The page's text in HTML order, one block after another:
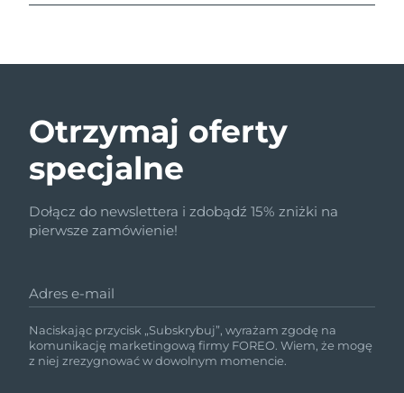
Otrzymaj oferty
specjalne
Dołącz do newslettera i zdobądź 15% zniżki na
pierwsze zamówienie!
Adres e-mail
Naciskając przycisk „Subskrybuj”, wyrażam zgodę na
komunikację marketingową firmy FOREO. Wiem, że mogę
z niej zrezygnować w dowolnym momencie.